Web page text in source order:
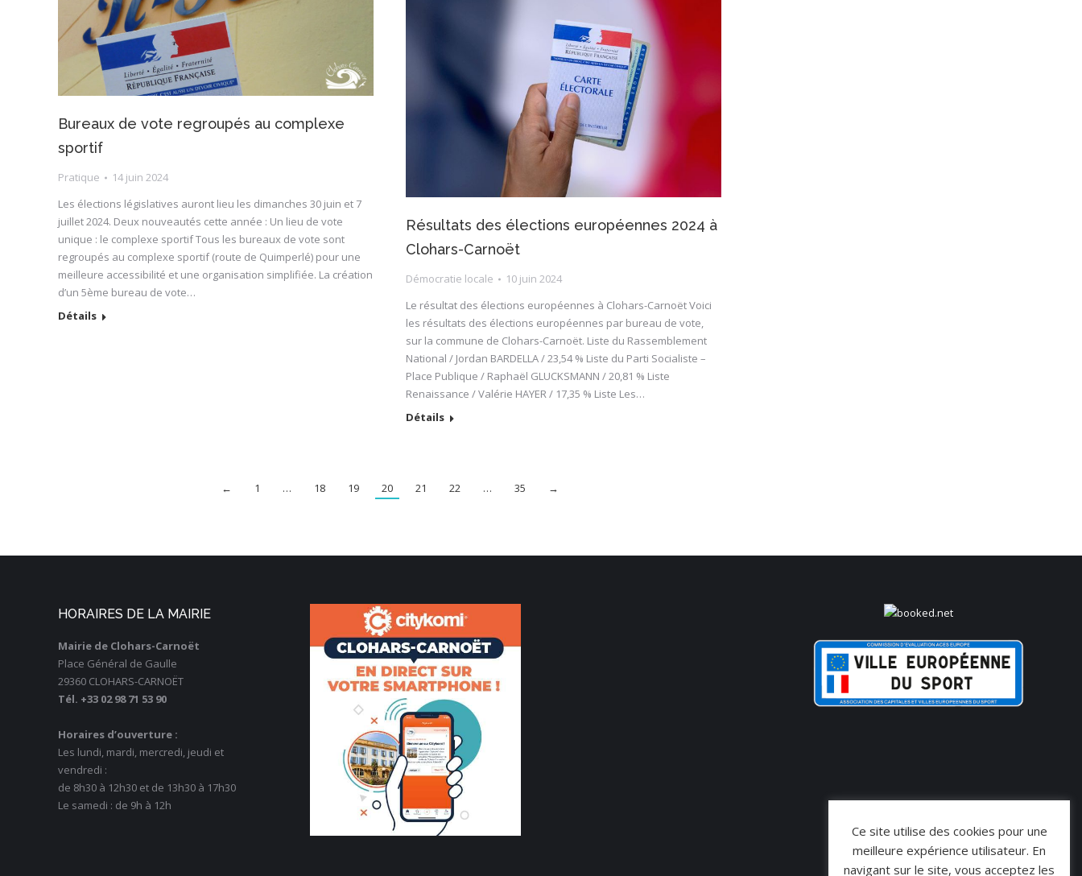
Bureaux de vote regroupés au complexe
sportif
Pratique
14 juin 2024
Les élections législatives auront lieu les dimanches 30 juin et 7
juillet 2024. Deux nouveautés cette année : Un lieu de vote
unique : le complexe sportif Tous les bureaux de vote sont
regroupés au complexe sportif (route de Quimperlé) pour une
meilleure accessibilité et une organisation simplifiée. La création
d’un 5ème bureau de vote…
Détails
Résultats des élections européennes 2024 à
Clohars-Carnoët
Démocratie locale
10 juin 2024
Le résultat des élections européennes à Clohars-Carnoët Voici
les résultats des élections européennes par bureau de vote,
sur la commune de Clohars-Carnoët. Liste du Rassemblement
National / Jordan BARDELLA / 23,54 % Liste du Parti Socialiste –
Place Publique / Raphaël GLUCKSMANN / 20,81 % Liste
Renaissance / Valérie HAYER / 17,35 % Liste Les…
Détails
← 1 … 18 19 20 21 22 … 35 →
HORAIRES DE LA MAIRIE
Mairie de Clohars-Carnoët
Place Général de Gaulle
29360 CLOHARS-CARNOËT
Tél. +33 02 98 71 53 90
Horaires d’ouverture :
Les lundi, mardi, mercredi, jeudi et
vendredi :
de 8h30 à 12h30 et de 13h30 à 17h30
Le samedi : de 9h à 12h
Ce site utilise des cookies pour une
meilleure expérience utilisateur. En
navigant sur le site, vous acceptez les